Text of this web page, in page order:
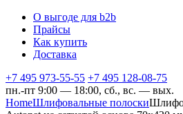
О выгоде для b2b
Прайсы
Как купить
Доставка
+7 495 973-55-55 +7 495 128-08-75
пн.-пт 9:00 — 18:00, сб., вс. — вых.
HomeШлифовальные полоски